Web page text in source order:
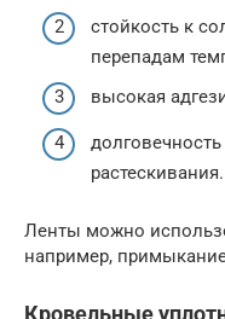
стойкость к
перепадам
высокая
растескивания.
Ленты можно
например,
Кровельные